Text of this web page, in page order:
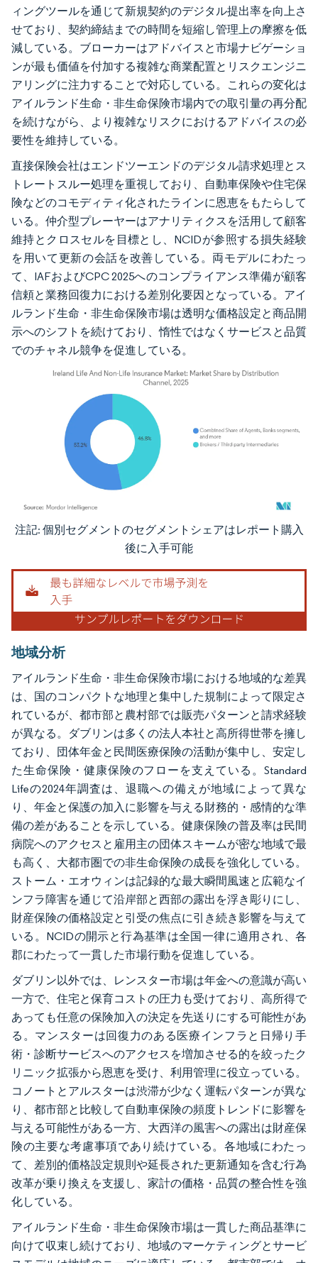
ィングツールを通じて新規契約のデジタル提出率を向上さ
せており、契約締結までの時間を短縮し管理上の摩擦を低
減している。ブローカーはアドバイスと市場ナビゲーショ
ンが最も価値を付加する複雑な商業配置とリスクエンジニ
アリングに注力することで対応している。これらの変化は
アイルランド生命・非生命保険市場内での取引量の再分配
を続けながら、より複雑なリスクにおけるアドバイスの必
要性を維持している。
直接保険会社はエンドツーエンドのデジタル請求処理とス
トレートスルー処理を重視しており、自動車保険や住宅保
険などのコモディティ化されたラインに恩恵をもたらして
いる。仲介型プレーヤーはアナリティクスを活用して顧客
維持とクロスセルを目標とし、NCIDが参照する損失経験
を用いて更新の会話を改善している。両モデルにわたっ
て、IAFおよびCPC 2025へのコンプライアンス準備が顧客
信頼と業務回復力における差別化要因となっている。アイ
ルランド生命・非生命保険市場は透明な価格設定と商品開
示へのシフトを続けており、惰性ではなくサービスと品質
でのチャネル競争を促進している。
画像 © Mordor Intelligence。再利用にはCC BY 4.0の表示が必要です。
注記: 個別セグメントのセグメントシェアはレポート購入
後に入手可能
地域分析
アイルランド生命・非生命保険市場における地域的な差異
は、国のコンパクトな地理と集中した規制によって限定さ
れているが、都市部と農村部では販売パターンと請求経験
が異なる。ダブリンは多くの法人本社と高所得世帯を擁し
ており、団体年金と民間医療保険の活動が集中し、安定し
た生命保険・健康保険のフローを支えている。Standard
Lifeの2024年調査は、退職への備えが地域によって異な
り、年金と保護の加入に影響を与える財務的・感情的な準
備の差があることを示している。健康保険の普及率は民間
病院へのアクセスと雇用主の団体スキームが密な地域で最
も高く、大都市圏での非生命保険の成長を強化している。
ストーム・エオウィンは記録的な最大瞬間風速と広範なイ
ンフラ障害を通じて沿岸部と西部の露出を浮き彫りにし、
財産保険の価格設定と引受の焦点に引き続き影響を与えて
いる。NCIDの開示と行為基準は全国一律に適用され、各
郡にわたって一貫した市場行動を促進している。
ダブリン以外では、レンスター市場は年金への意識が高い
一方で、住宅と保育コストの圧力も受けており、高所得で
あっても任意の保険加入の決定を先送りにする可能性があ
る。マンスターは回復力のある医療インフラと日帰り手
術・診断サービスへのアクセスを増加させる的を絞ったク
リニック拡張から恩恵を受け、利用管理に役立っている。
コノートとアルスターは渋滞が少なく運転パターンが異な
り、都市部と比較して自動車保険の頻度トレンドに影響を
与える可能性がある一方、大西洋の風害への露出は財産保
険の主要な考慮事項であり続けている。各地域にわたっ
て、差別的価格設定規則や延長された更新通知を含む行為
改革が乗り換えを支援し、家計の価格・品質の整合性を強
化している。
アイルランド生命・非生命保険市場は一貫した商品基準に
向けて収束し続けており、地域のマーケティングとサービ